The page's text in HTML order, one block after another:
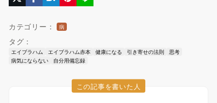
カテゴリー： 病
タグ：
エイブラハム エイブラハム赤本 健康になる 引き寄せの法則
思考
病気にならない
自分用備忘録
この記事を書いた人